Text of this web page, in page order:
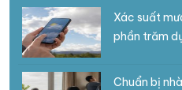
Xác suất
phần trăm
Chuẩn bị